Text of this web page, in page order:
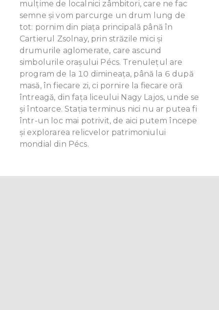
mulțime de localnici zâmbitori, care ne fac
semne și vom parcurge un drum lung de
tot: pornim din piața principală până în
Cartierul Zsolnay, prin străzile mici și
drumurile aglomerate, care ascund
simbolurile oraşului Pécs. Trenuleţul are
program de la 10 dimineața, până la 6 după
masă, în fiecare zi, ci pornire la fiecare oră
întreagă, din fața liceului Nagy Lajos, unde se
și întoarce. Stația terminus nici nu ar putea fi
într-un loc mai potrivit, de aici putem începe
şi explorarea relicvelor patrimoniului
mondial din Pécs.